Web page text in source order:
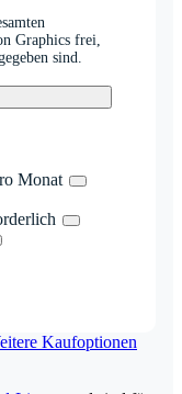
Graphics frei,
sind.
Monat
Kaufoptionen